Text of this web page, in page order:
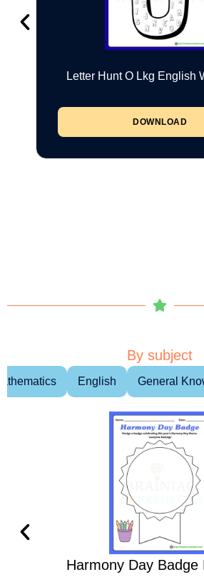
Letter Hunt O Lkg English
DOWNLOAD
By subject
English General
Harmony Day Badge